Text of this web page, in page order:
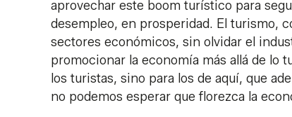
aprovechar este boom turístico para
desempleo, en prosperidad. El turismo,
sectores económicos, sin olvidar el
promocionar la economía más allá de lo
los turistas, sino para los de aquí, que
no podemos esperar que florezca la